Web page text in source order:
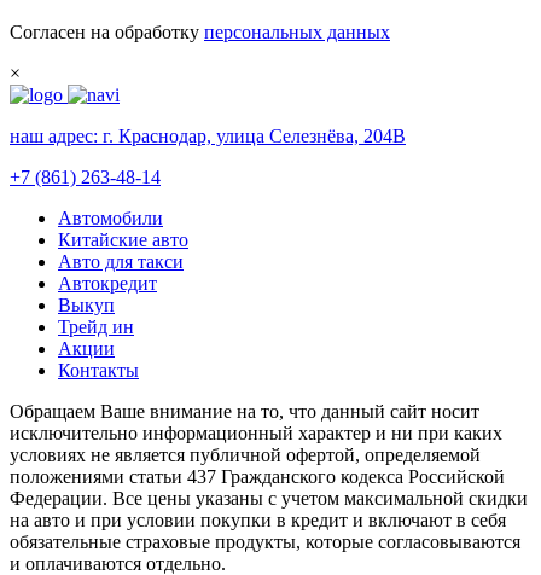
Согласен на обработку персональных данных
×
наш адрес: г. Краснодар, улица Селезнёва, 204В
+7 (861) 263-48-14
Автомобили
Китайские авто
Авто для такси
Автокредит
Выкуп
Трейд ин
Акции
Контакты
Обращаем Ваше внимание на то, что данный сайт носит
исключительно информационный характер и ни при каких
условиях не является публичной офертой, определяемой
положениями статьи 437 Гражданского кодекса Российской
Федерации. Все цены указаны с учетом максимальной скидки
на авто и при условии покупки в кредит и включают в себя
обязательные страховые продукты, которые согласовываются
и оплачиваются отдельно.